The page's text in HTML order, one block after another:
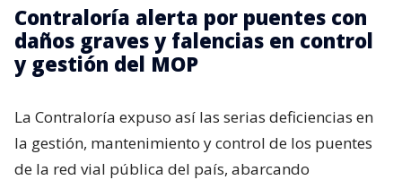
Contraloría alerta por puentes con
daños graves y falencias en control
y gestión del MOP
La Contraloría expuso así las serias deficiencias en
la gestión, mantenimiento y control de los puentes
de la red vial pública del país, abarcando